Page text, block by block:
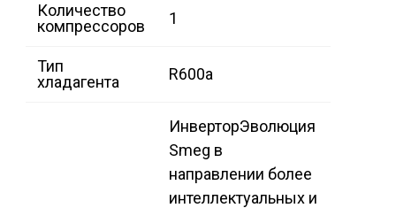
Количество
компрессоров
1
Тип
хладагента
R600a
ИнверторЭволюция
Smeg в
направлении более
интеллектуальных и